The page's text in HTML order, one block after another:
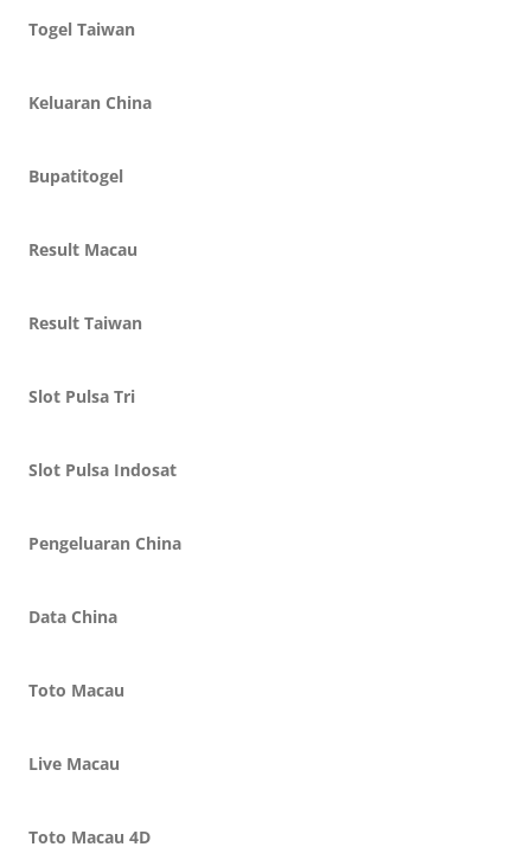
Togel Taiwan
Keluaran China
Bupatitogel
Result Macau
Result Taiwan
Slot Pulsa Tri
Slot Pulsa Indosat
Pengeluaran China
Data China
Toto Macau
Live Macau
Toto Macau 4D